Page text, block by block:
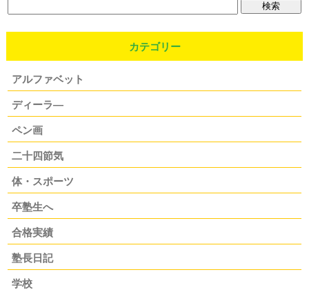
カテゴリー
アルファベット
ディーラ―
ペン画
二十四節気
体・スポーツ
卒塾生へ
合格実績
塾長日記
学校